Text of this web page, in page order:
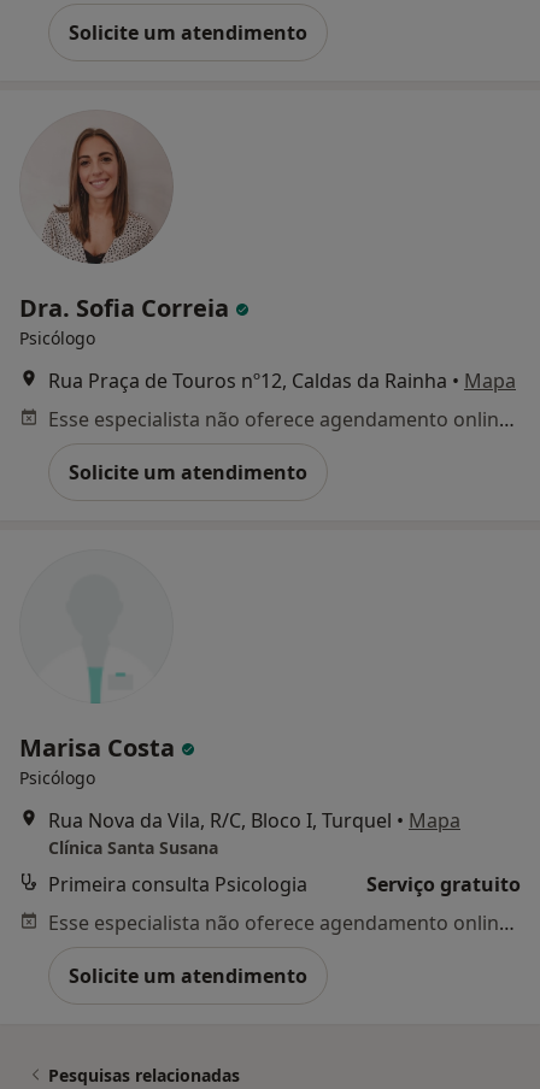
Solicite um atendimento
Dra. Sofia Correia
Psicólogo
Rua Praça de Touros nº12, Caldas da Rainha • Mapa
Esse especialista não oferece agendamento online para esse endereço.
Solicite um atendimento
Marisa Costa
Psicólogo
Rua Nova da Vila, R/C, Bloco I, Turquel • Mapa
Clínica Santa Susana
Primeira consulta Psicologia
Serviço gratuito
Esse especialista não oferece agendamento online para esse endereço.
Solicite um atendimento
Pesquisas relacionadas